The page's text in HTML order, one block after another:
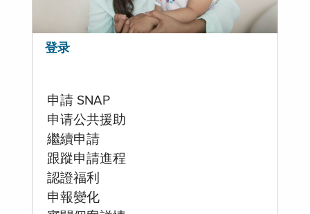
登录
申請 SNAP
申请公共援助
繼續申請
跟蹤申請進程
認證福利
申報變化